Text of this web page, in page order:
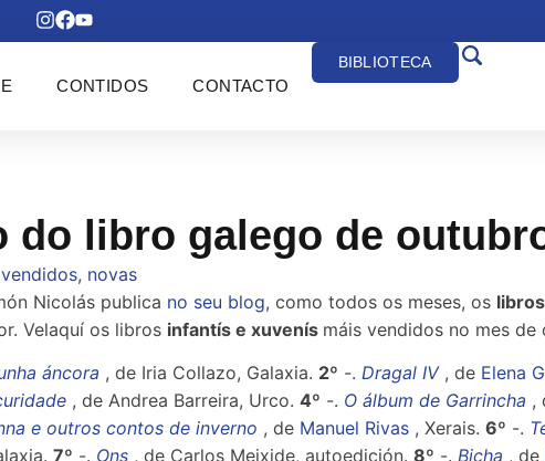
CONTIDOS CONTACTO
BIBLIOTECA
do libro galego de
, novas
Nicolás publica no seu blog, como todos os meses, os
Velaquí os libros infantís e xuvenís máis vendidos no mes de
áncora , de Iria Collazo, Galaxia. 2º -. Dragal IV, de Elena
, de Andrea Barreira, Urco. 4º -. O álbum de Garrincha ,
e outros contos de inverno , de Manuel Rivas , Xerais. 6º -.
7º -. Ons , de Carlos Meixide, autoedición. 8º -. Bicha , de